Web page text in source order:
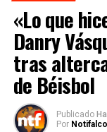
«Lo que
Danry
tras
de Béisbol
Publicado
Por